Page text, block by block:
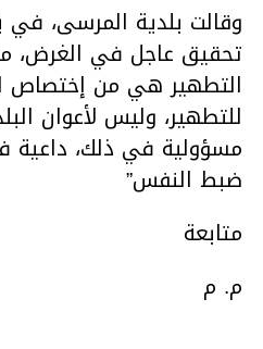
وقالت بلدية المرسى، في
تحقيق عاجل في الغرض،
التطهير هي من إختصاص
للتطهير، وليس لأعوان
مسؤولية في ذلك، داعية
ضبط النفس”
متابعة
م. م